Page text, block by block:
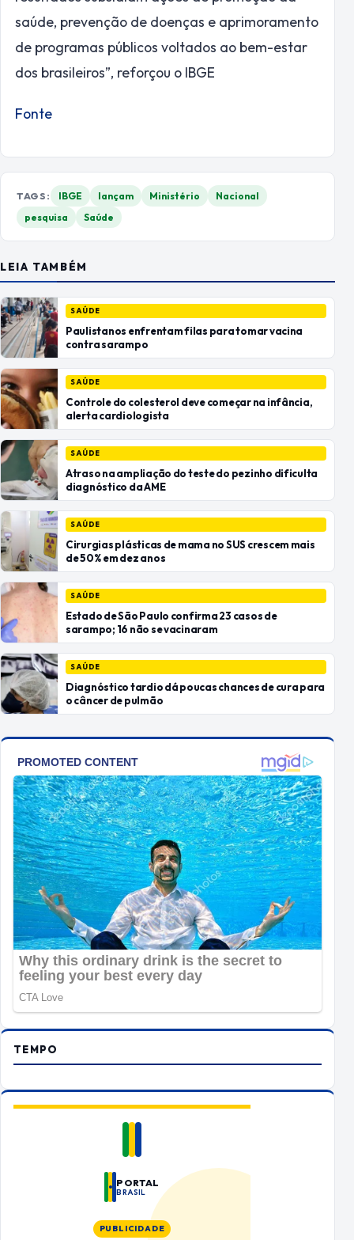
saúde, prevenção de doenças e aprimoramento
de programas públicos voltados ao bem-estar
dos brasileiros”, reforçou o IBGE
Fonte
TAGS: IBGE lançam Ministério
Nacional
pesquisa
Saúde
LEIA TAMBÉM
SAÚDE
Paulistanos enfrentam filas para tomar vacina
contra sarampo
SAÚDE
Controle do colesterol deve começar na infância,
alerta cardiologista
SAÚDE
Atraso na ampliação do teste do pezinho dificulta
diagnóstico da AME
SAÚDE
Cirurgias plásticas de mama no SUS crescem mais
de 50% em dez anos
SAÚDE
Estado de São Paulo confirma 23 casos de
sarampo; 16 não se vacinaram
SAÚDE
Diagnóstico tardio dá poucas chances de cura para
o câncer de pulmão
TEMPO
PORTAL
BRASIL
PUBLICIDADE